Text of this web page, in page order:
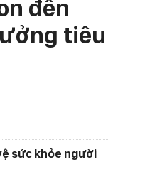
đến
tiêu
sức khỏe người